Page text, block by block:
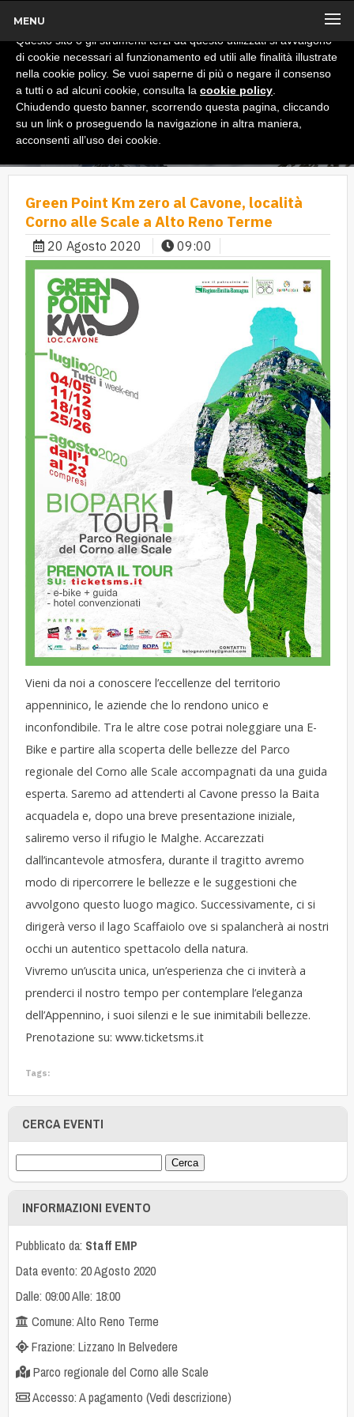
MENU
Green Point Km zero al Cavone, località
Corno alle Scale a Alto Reno Terme
20 Agosto 2020 09:00
Vieni da noi a conoscere l’eccellenze del territorio
appenninico, le aziende che lo rendono unico e
inconfondibile. Tra le altre cose potrai noleggiare una E-
Bike e partire alla scoperta delle bellezze del Parco
regionale del Corno alle Scale accompagnati da una guida
esperta. Saremo ad attenderti al Cavone presso la Baita
acquadela e, dopo una breve presentazione iniziale,
saliremo verso il rifugio le Malghe. Accarezzati
dall’incantevole atmosfera, durante il tragitto avremo
modo di ripercorrere le bellezze e le suggestioni che
avvolgono questo luogo magico. Successivamente, ci si
dirigerà verso il lago Scaffaiolo ove si spalancherà ai nostri
occhi un autentico spettacolo della natura.
Vivremo un’uscita unica, un’esperienza che ci inviterà a
prenderci il nostro tempo per contemplare l’eleganza
dell’Appennino, i suoi silenzi e le sue inimitabili bellezze.
Prenotazione su:www.ticketsms.it
Tags:
CERCA EVENTI
INFORMAZIONI EVENTO
Pubblicato da: Staff EMP
Data evento: 20 Agosto 2020
Dalle: 09:00 Alle: 18:00
Comune: Alto Reno Terme
Frazione: Lizzano In Belvedere
Parco regionale del Corno alle Scale
Accesso: A pagamento (Vedi descrizione)
x
Informativa
Questo sito o gli strumenti terzi da questo utilizzati si avvalgono
di cookie necessari al funzionamento ed utili alle finalità illustrate
nella cookie policy. Se vuoi saperne di più o negare il consenso
a tutti o ad alcuni cookie, consulta la cookie policy
Chiudendo questo banner, scorrendo questa pagina, cliccando
su un link o proseguendo la navigazione in altra maniera,
acconsenti all’uso dei cookie.